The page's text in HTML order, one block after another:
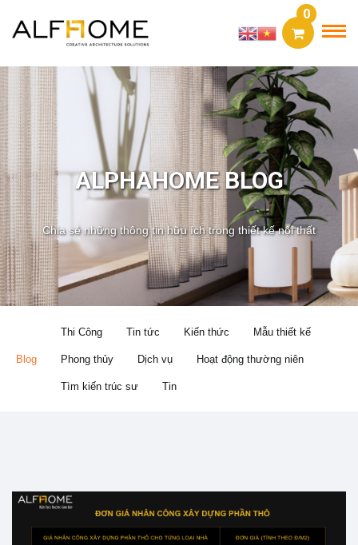
0
ALPHAHOME BLOG
Chia sẻ những thông tin hữu ích trong thiết kế nội thất
Blog
Thi Công Tin tức Kiến thức Mẫu thiết kế
Phong thủy Dịch vụ Hoạt động thường niên
Tìm kiến trúc sư Tin